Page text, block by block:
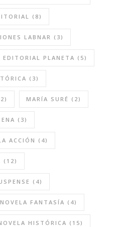
(8)
LABNAR (3)
EDITORIAL PLANETA (5)
(3)
MARÍA SURÉ (2)
(3)
ACCIÓN (4)
(12)
(4)
NOVELA FANTASÍA (4)
HISTÓRICA (15)